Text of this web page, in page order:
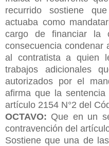
recurrido sostiene
actuaba como
cargo de financiar la
consecuencia
al contratista a quien
trabajos adicionales
autorizados por el
afirma que la
artículo 2154 N°2 del
OCTAVO: Que en un
contravención del
Sostiene que una de